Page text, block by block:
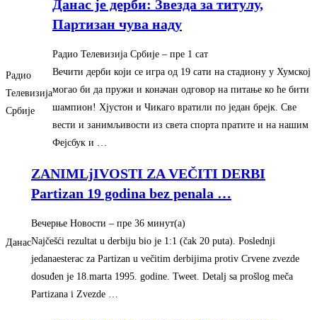
Радио
Телевизија
Србије
Данас је дерби: Звезда за титулу,
Партизан чува наду
Радио Телевизија Србије – ‎пре 1 сат‎
Вечити дерби који се игра од 19 сати на стадиону у Хумској
могао би да пружи и коначан одговор на питање ко ће бити
шампион! Хјустон и Чикаго вратили по један брејк. Све
вести и занимљивости из света спорта пратите и на нашим
Фејсбук и …
Данас
ZANIMLjIVOSTI ZA VEČITI DERBI
Partizan 19 godina bez penala …
Вечерње Новости – ‎пре 36 минут(а)‎
Najčešći rezultat u derbiju bio je 1:1 (čak 20 puta). Poslednji
jedanaesterac za Partizan u večitim derbijima protiv Crvene zvezde
dosuđen je 18.marta 1995. godine. Tweet. Detalj sa prošlog meča
Partizana i Zvezde …